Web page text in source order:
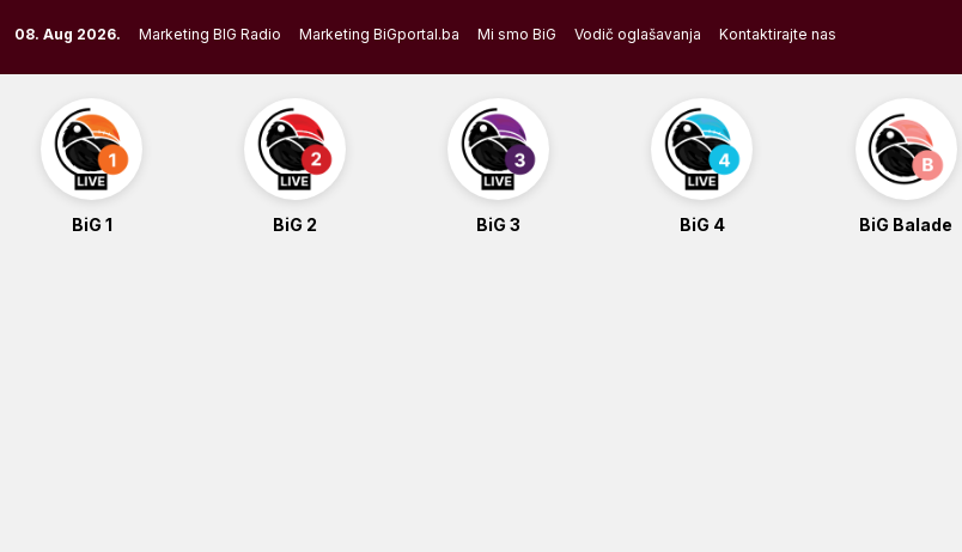
to
content
08. Aug 2026. Marketing BIG Radio Marketing BiGportal.ba Mi smo BiG Vodič oglašavanja Kontaktirajte nas
BiG 1 BiG 2 BiG 3 BiG 4 BiG Balade